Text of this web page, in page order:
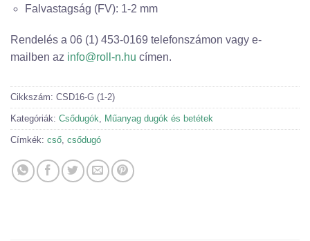
Falvastagság (FV): 1-2 mm
Rendelés a 06 (1) 453-0169 telefonszámon vagy e-
mailben az info@roll-n.hu címen.
Cikkszám: CSD16-G (1-2)
Kategóriák: Csődugók, Műanyag dugók és betétek
Címkék: cső, csődugó